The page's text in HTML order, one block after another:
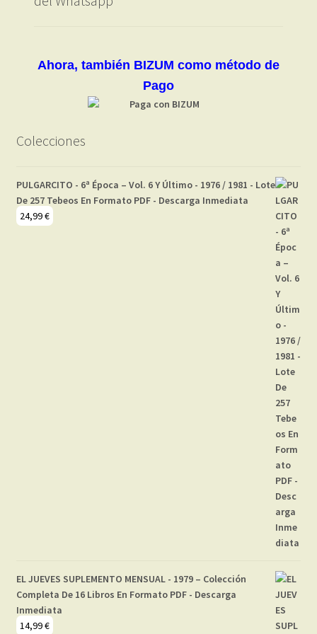
Ahora, también BIZUM como método de
Pago
Colecciones
PULGARCITO - 6ª Época – Vol. 6 Y Último - 1976 / 1981 - Lote
De 257 Tebeos En Formato PDF - Descarga Inmediata
24,99€
EL JUEVES SUPLEMENTO MENSUAL - 1979 – Colección
Completa De 16 Libros En Formato PDF - Descarga
Inmediata
14,99€